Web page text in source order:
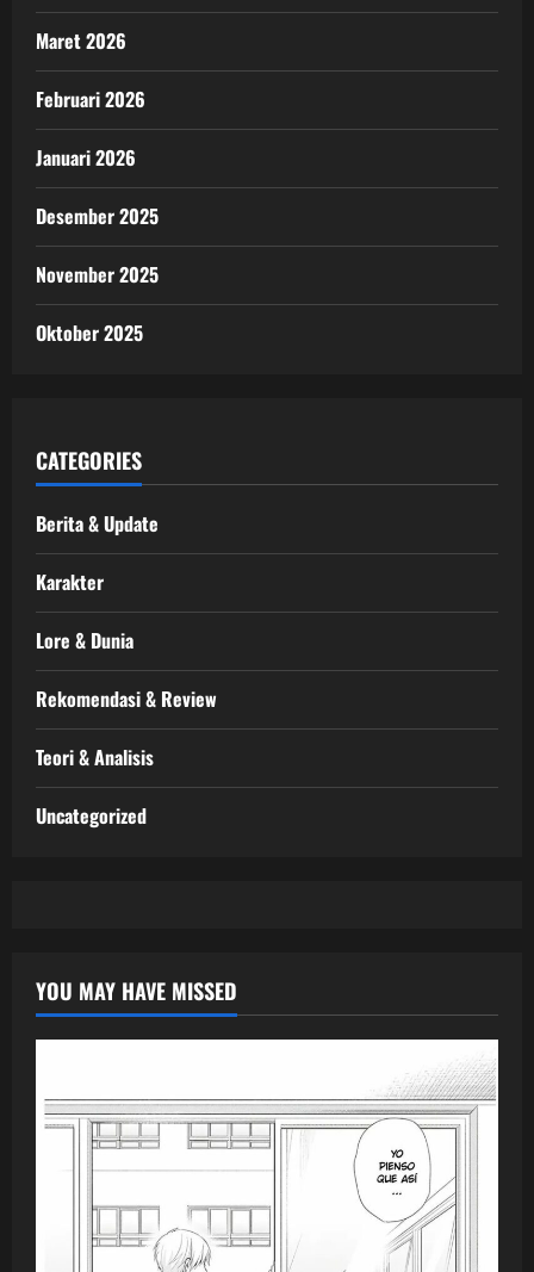
Maret 2026
Februari 2026
Januari 2026
Desember 2025
November 2025
Oktober 2025
CATEGORIES
Berita & Update
Karakter
Lore & Dunia
Rekomendasi & Review
Teori & Analisis
Uncategorized
YOU MAY HAVE MISSED